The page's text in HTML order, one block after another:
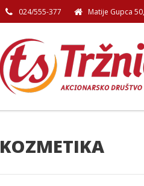
024/555-377 Matije Gupca
KOZMETIKA